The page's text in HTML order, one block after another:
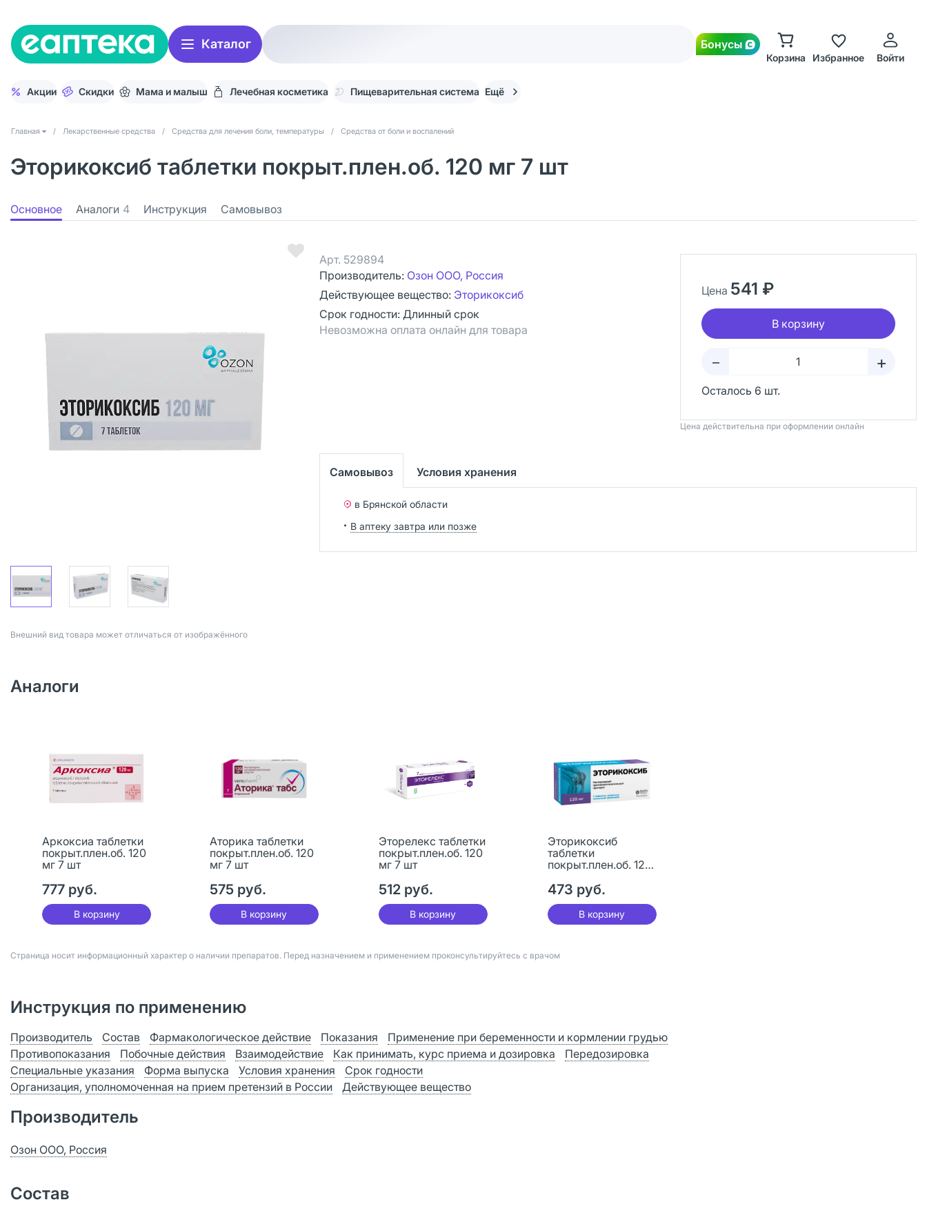
Каталог Бонусы
Корзина Избранное Войти
Акции Скидки Мама и малыш Лечебная косметика Пищеварительная система Ещё
Главная / Лекарственные средства / Средства для лечения боли, температуры / Средства от боли и воспалений
Эторикоксиб таблетки покрыт.плен.об. 120 мг 7 шт
Основное Аналоги 4 Инструкция Самовывоз
Bнешний вид товара может отличаться от изображённого
Арт. 529894
Производитель: Озон ООО, Россия
Действующее вещество: Эторикоксиб
Срок годности: Длинный срок
Невозможна оплата онлайн для товара
Цена 541 ₽
В корзину
– +
Осталось 6 шт.
Цена действительна при оформлении онлайн
Самовывоз Условия хранения
в Брянской области
В аптеку завтра или позже
Аналоги
Аркоксиа таблетки
покрыт.плен.об. 120
мг 7 шт
777 руб.
В корзину
Аторика таблетки
покрыт.плен.об. 120
мг 7 шт
575 руб.
В корзину
Эторелекс таблетки
покрыт.плен.об. 120
мг 7 шт
512 руб.
В корзину
Эторикоксиб
таблетки
покрыт.плен.об. 120
473 руб.
В корзину
Страница носит информационный характер о наличии препаратов. Перед назначением и применением проконсультируйтесь с врачом
Инструкция по применению
Производитель Состав Фармакологическое действие Показания
Применение при беременности и кормлении грудью
Противопоказания
Побочные действия Взаимодействие Как принимать, курс приема и дозировка
Передозировка
Специальные указания
Форма выпуска Условия хранения
Срок годности
Организация, уполномоченная на прием претензий в России
Действующее вещество
Производитель
Озон ООО, Россия
Состав